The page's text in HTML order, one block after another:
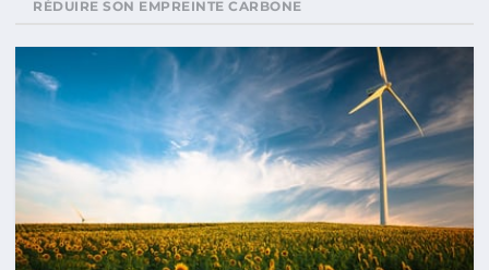
RÉDUIRE SON EMPREINTE CARBONE